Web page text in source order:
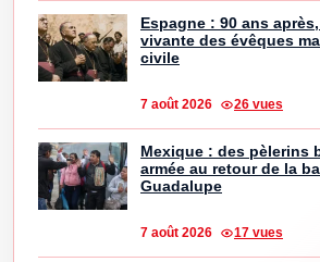
Espagne : 90 ans
vivante des évêques
civile
7 août 2026 26 vues
Mexique : des pèlerins
armée au retour de la
Guadalupe
7 août 2026 17 vues